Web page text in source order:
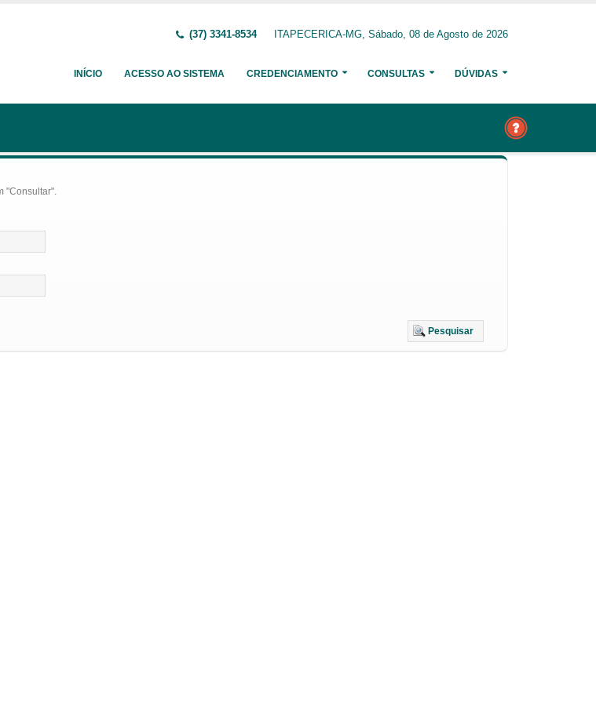
(37) 3341-8534 ITAPECERICA-MG, Sábado, 08 de Agosto de 2026
INÍCIO ACESSO AO SISTEMA CREDENCIAMENTO CONSULTAS DÚVIDAS
"Consultar".
Pesquisar